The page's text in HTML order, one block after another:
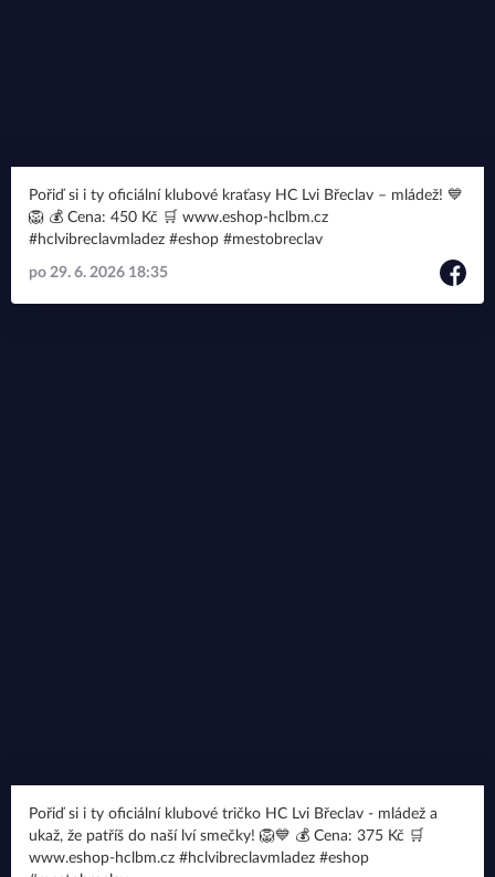
Pořiď si i ty oficiální klubové kraťasy HC Lvi Břeclav – mládež! 💙
🦁 💰 Cena: 450 Kč 🛒 www.eshop-hclbm.cz
#hclvibreclavmladez #eshop #mestobreclav
po 29. 6. 2026 18:35
Pořiď si i ty oficiální klubové tričko HC Lvi Břeclav - mládež a
ukaž, že patříš do naší lví smečky! 🦁💙 💰 Cena: 375 Kč 🛒
www.eshop-hclbm.cz #hclvibreclavmladez #eshop